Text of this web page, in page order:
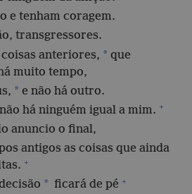
e tenham coragem.
transgressores.
anteriores, * que
muito tempo,
* e não há outro.
há ninguém igual a mim. +
anuncio o final,
antigos as coisas que ainda
+
* ficará de pé +